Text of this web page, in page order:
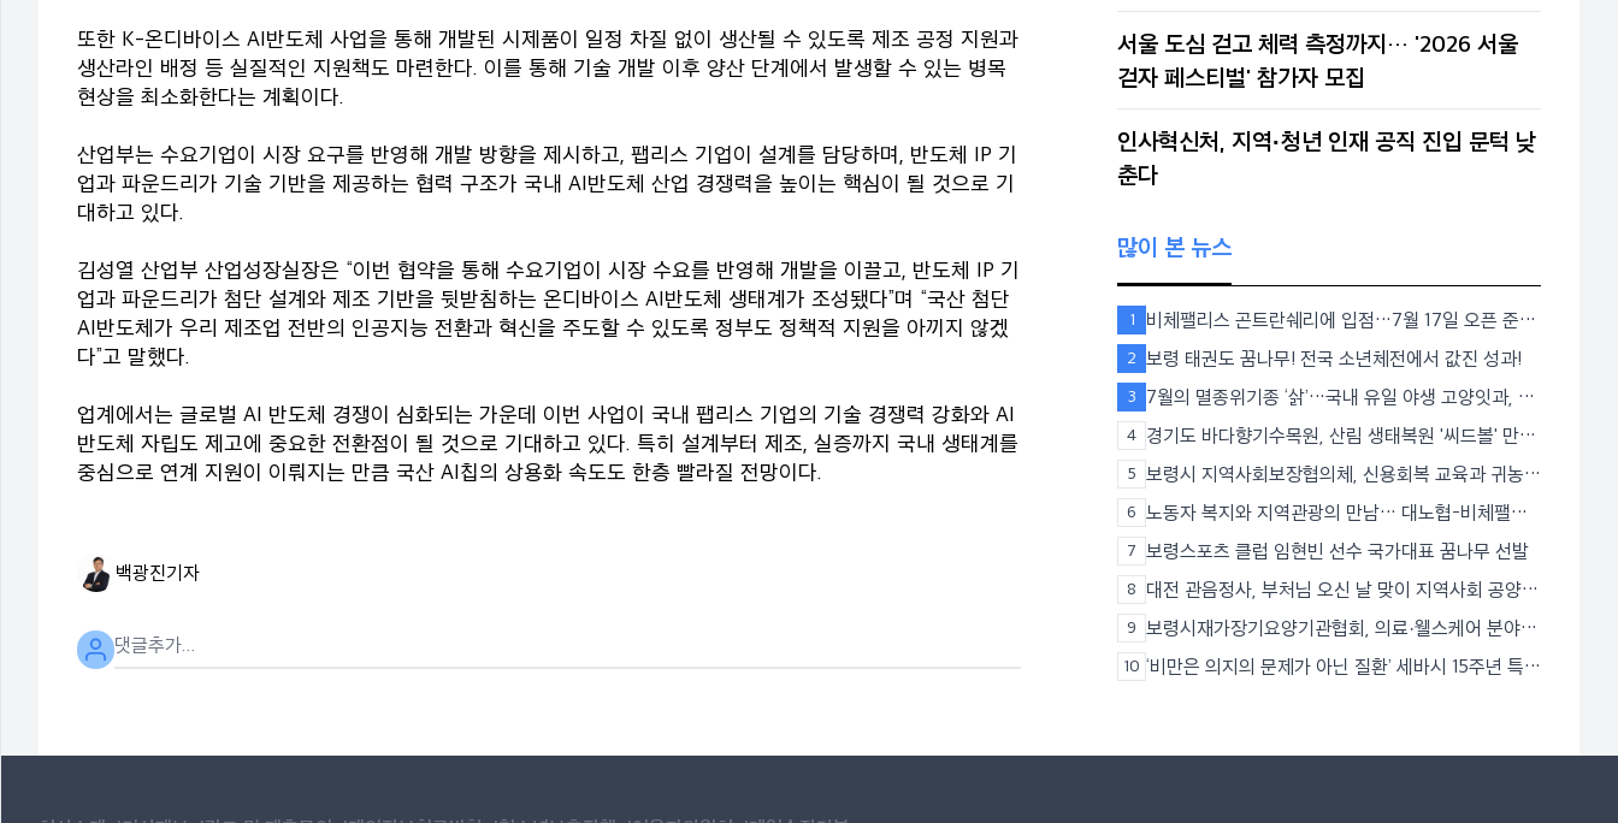
또한 K-온디바이스 AI반도체 사업을 통해 개발된 시제품이 일정 차질 없이 생산될 수 있도록 제조 공정 지원과
생산라인 배정 등 실질적인 지원책도 마련한다. 이를 통해 기술 개발 이후 양산 단계에서 발생할 수 있는 병목
현상을 최소화한다는 계획이다.
산업부는 수요기업이 시장 요구를 반영해 개발 방향을 제시하고, 팹리스 기업이 설계를 담당하며, 반도체 IP 기
업과 파운드리가 기술 기반을 제공하는 협력 구조가 국내 AI반도체 산업 경쟁력을 높이는 핵심이 될 것으로 기
대하고 있다.
김성열 산업부 산업성장실장은 “이번 협약을 통해 수요기업이 시장 수요를 반영해 개발을 이끌고, 반도체 IP 기
업과 파운드리가 첨단 설계와 제조 기반을 뒷받침하는 온디바이스 AI반도체 생태계가 조성됐다”며 “국산 첨단
AI반도체가 우리 제조업 전반의 인공지능 전환과 혁신을 주도할 수 있도록 정부도 정책적 지원을 아끼지 않겠
다”고 말했다.
업계에서는 글로벌 AI 반도체 경쟁이 심화되는 가운데 이번 사업이 국내 팹리스 기업의 기술 경쟁력 강화와 AI
반도체 자립도 제고에 중요한 전환점이 될 것으로 기대하고 있다. 특히 설계부터 제조, 실증까지 국내 생태계를
중심으로 연계 지원이 이뤄지는 만큼 국산 AI칩의 상용화 속도도 한층 빨라질 전망이다.
백광진기자
서울 도심 걷고 체력 측정까지… '2026 서울
걷자 페스티벌' 참가자 모집
인사혁신처, 지역·청년 인재 공직 진입 문턱 낮
춘다
많이 본 뉴스
1
비체팰리스 곤트란쉐리에 입점…7월 17일 오픈 준비
박차
2 보령 태권도 꿈나무! 전국 소년체전에서 값진 성과!
3 7월의 멸종위기종 ‘삵’…국내 유일 야생 고양잇과, 생
존 위협 직면
4 경기도 바다향기수목원, 산림 생태복원 '씨드볼' 만들
기 체험 운영
5 보령시 지역사회보장협의체, 신용회복 교육과 귀농귀
촌인 협력으로 지역 나눔 실천
6 노동자 복지와 지역관광의 만남… 대노협-비체팰리
스 업무협약
7 보령스포츠 클럽 임현빈 선수 국가대표 꿈나무 선발
8 대전 관음정사, 부처님 오신 날 맞이 지역사회 공양미
나눔 실천
9 보령시재가장기요양기관협회, 의료·웰스케어 분야 A
I 도입 위한 인공지능 세미나 개최
10 ‘비만은 의지의 문제가 아닌 질환’ 세바시 15주년 특별